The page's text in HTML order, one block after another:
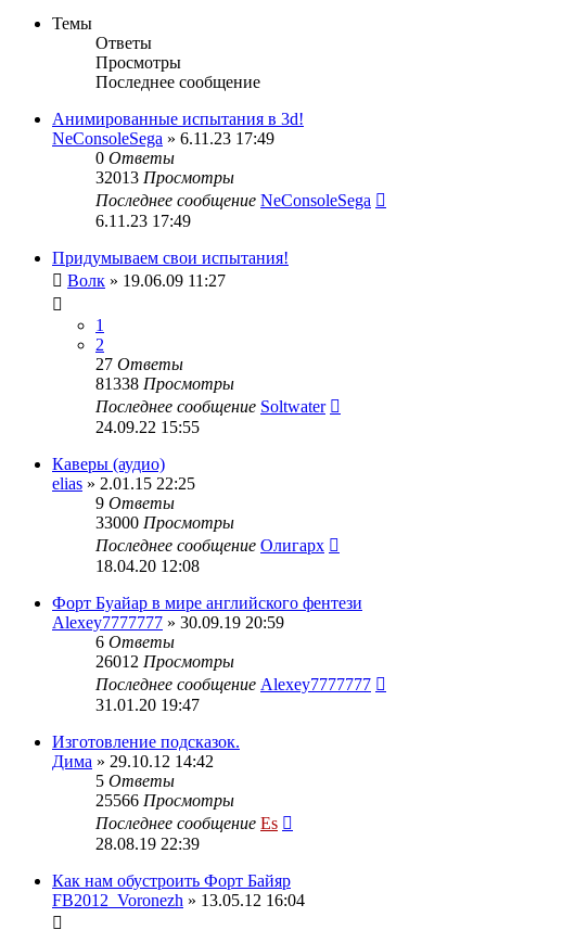
Темы
Ответы
Просмотры
Последнее сообщение
Анимированные испытания в 3d!
NeConsoleSega » 6.11.23 17:49
0 Ответы
32013 Просмотры
Последнее сообщение NeConsoleSega
6.11.23 17:49
Придумываем свои испытания!
Волк » 19.06.09 11:27
1
2
27 Ответы
81338 Просмотры
Последнее сообщение Soltwater
24.09.22 15:55
Каверы (аудио)
elias » 2.01.15 22:25
9 Ответы
33000 Просмотры
Последнее сообщение Олигарх
18.04.20 12:08
Форт Буайар в мире английского фентези
Alexey7777777 » 30.09.19 20:59
6 Ответы
26012 Просмотры
Последнее сообщение Alexey7777777
31.01.20 19:47
Изготовление подсказок.
Дима » 29.10.12 14:42
5 Ответы
25566 Просмотры
Последнее сообщение Es
28.08.19 22:39
Как нам обустроить Форт Байяр
FB2012_Voronezh » 13.05.12 16:04